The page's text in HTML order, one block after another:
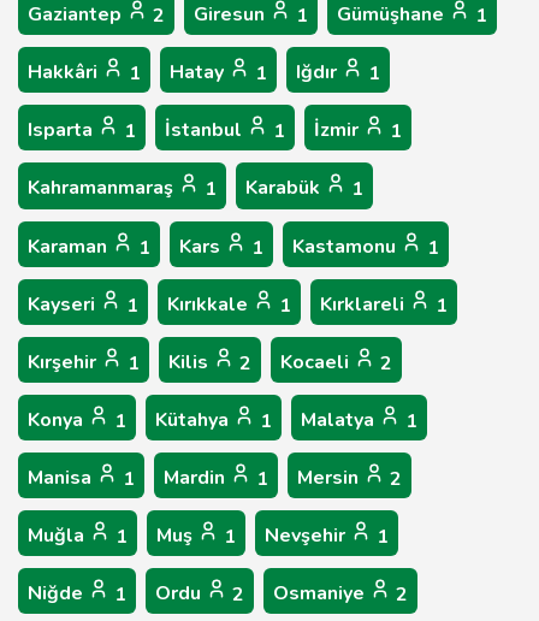
Gaziantep 2 Giresun 1 Gümüşhane 1
Hakkâri 1 Hatay 1 Iğdır 1
Isparta 1 İstanbul 1 İzmir 1
Kahramanmaraş 1 Karabük 1
Karaman 1 Kars 1 Kastamonu 1
Kayseri 1 Kırıkkale 1 Kırklareli 1
Kırşehir 1 Kilis 2 Kocaeli 2
Konya 1 Kütahya 1 Malatya 1
Manisa 1 Mardin 1 Mersin 2
Muğla 1 Muş 1 Nevşehir 1
Niğde 1 Ordu 2 Osmaniye 2